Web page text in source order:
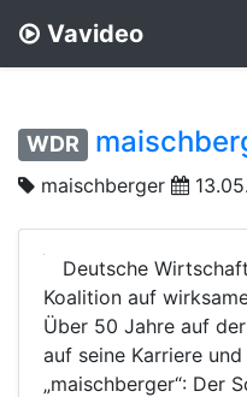
Vavideo
WDR
maischberger
Deutsche
Koalition auf
Über 50 Jahre auf
auf seine Karriere
„maischberger“: Der